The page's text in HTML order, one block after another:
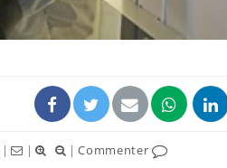
| | |Commenter